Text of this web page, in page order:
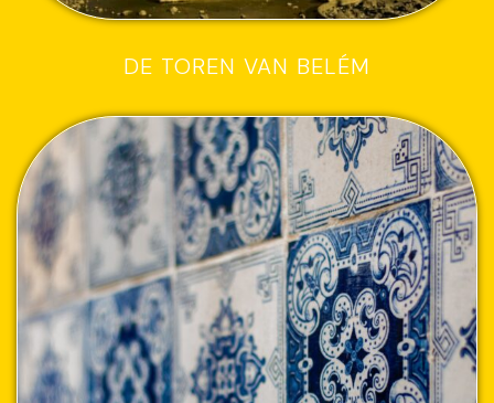
DE TOREN VAN BELÉM